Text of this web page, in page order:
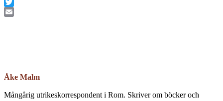
Twitter
Åke Malm
Mångårig utrikeskorrespondent i Rom. Skriver om böcker och